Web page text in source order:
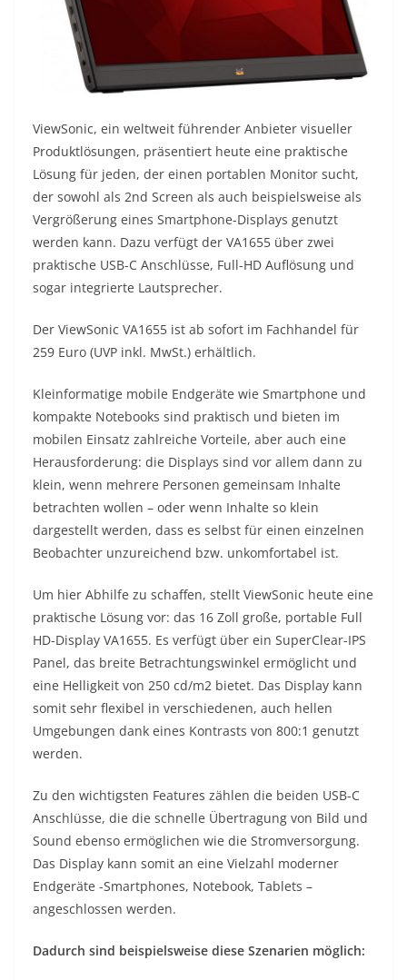
ViewSonic, ein weltweit führender Anbieter visueller
Produktlösungen, präsentiert heute eine praktische
Lösung für jeden, der einen portablen Monitor sucht,
der sowohl als 2nd Screen als auch beispielsweise als
Vergrößerung eines Smartphone-Displays genutzt
werden kann. Dazu verfügt der VA1655 über zwei
praktische USB-C Anschlüsse, Full-HD Auflösung und
sogar integrierte Lautsprecher.
Der ViewSonic VA1655 ist ab sofort im Fachhandel für
259 Euro (UVP inkl. MwSt.) erhältlich.
Kleinformatige mobile Endgeräte wie Smartphone und
kompakte Notebooks sind praktisch und bieten im
mobilen Einsatz zahlreiche Vorteile, aber auch eine
Herausforderung: die Displays sind vor allem dann zu
klein, wenn mehrere Personen gemeinsam Inhalte
betrachten wollen – oder wenn Inhalte so klein
dargestellt werden, dass es selbst für einen einzelnen
Beobachter unzureichend bzw. unkomfortabel ist.
Um hier Abhilfe zu schaffen, stellt ViewSonic heute eine
praktische Lösung vor: das 16 Zoll große, portable Full
HD-Display VA1655. Es verfügt über ein SuperClear-IPS
Panel, das breite Betrachtungswinkel ermöglicht und
eine Helligkeit von 250 cd/m2 bietet. Das Display kann
somit sehr flexibel in verschiedenen, auch hellen
Umgebungen dank eines Kontrasts von 800:1 genutzt
werden.
Zu den wichtigsten Features zählen die beiden USB-C
Anschlüsse, die die schnelle Übertragung von Bild und
Sound ebenso ermöglichen wie die Stromversorgung.
Das Display kann somit an eine Vielzahl moderner
Endgeräte -Smartphones, Notebook, Tablets –
angeschlossen werden.
Dadurch sind beispielsweise diese Szenarien möglich: